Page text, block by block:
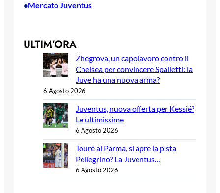
•Mercato Juventus
ULTIM’ORA
Zhegrova, un capolavoro contro il
Chelsea per convincere Spalletti: la
Juve ha una nuova arma?
6 Agosto 2026
Juventus, nuova offerta per Kessié?
Le ultimissime
6 Agosto 2026
Touré al Parma, si apre la pista
Pellegrino? La Juventus…
6 Agosto 2026